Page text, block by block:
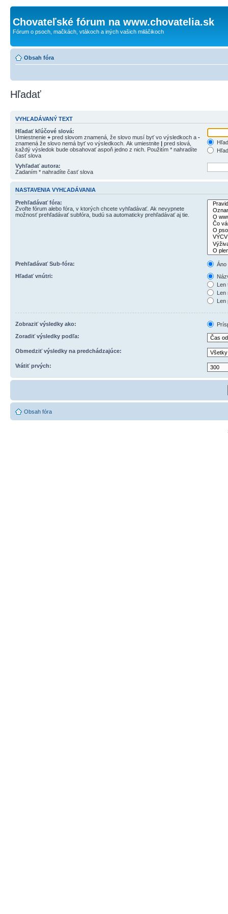
Chovateľské fórum na www.chovatelia.sk
Fórum o psoch, mačkách, vtákoch a iných vašich miláčikoch
Obsah fóra
Hľadať
VYHĽADÁVANÝ TEXT
Hľadať kľúčové slová:
Umiestnenie + pred slovom znamená, že slovo musí byť vo výsledkoch a -
znamená že slovo nemá byť vo výsledkoch. Ak umiestnite | pred slová,
každý výsledok bude obsahovať aspoň jedno z nich. Použitím * nahradíte
časť slova
Vyhľadať autora:
Zadaním * nahradíte časť slova
NASTAVENIA VYHĽADÁVANIA
Prehľadávať fóra:
Zvoľte fórum alebo fóra, v ktorých chcete vyhľadávať. Ak nevypnete
možnosť prehľadávať subfóra, budú sa automaticky prehľadávať aj tie.
Prehľadávať Sub-fóra:
Áno
Hľadať vnútri:
Len
Len
Len
Zobraziť výsledky ako:
Zoradiť výsledky podľa:
Obmedziť výsledky na predchádzajúce:
Vrátiť prvých:
Obsah fóra